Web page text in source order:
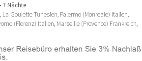
• 7 Nächte
La Goulette Tunesien, Palermo (Monreale) Italien,
(Florenz) Italien, Marseille (Provence) Frankreich,